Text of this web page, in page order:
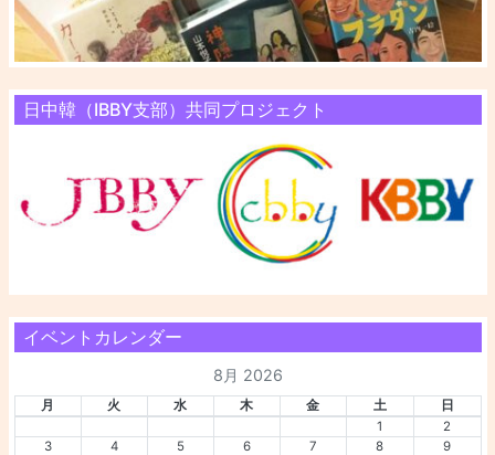
日中韓（IBBY支部）共同プロジェクト
イベントカレンダー
8月 2026
月 火 水 木 金 土
日
1
2
3
4 5 6 7 8
9